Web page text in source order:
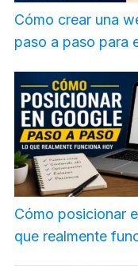
Cómo crear una
paso a paso para
Cómo posicionar
que realmente